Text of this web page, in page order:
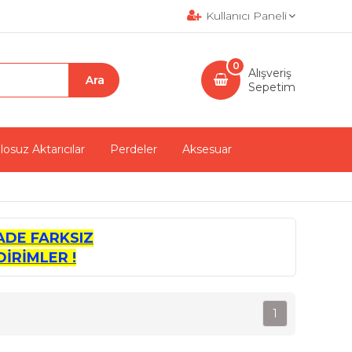
Kullanıcı Paneli
Alışveriş
Sepetim
0
Aktarıcılar Perdeler Aksesuar
FARKSIZ
!
1